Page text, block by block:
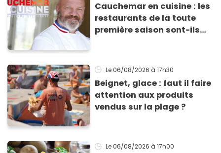
Cauchemar en cuisine : les
restaurants de la toute
première saison sont-ils
Le 06/08/2026 à 17h30
Beignet, glace : faut il faire
attention aux produits
vendus sur la plage ?
Le 06/08/2026 à 17h00